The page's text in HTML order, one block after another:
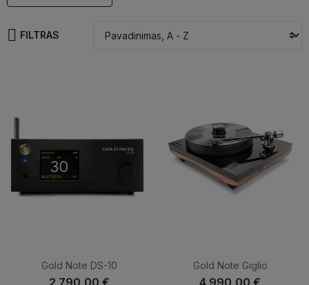
kuriami ir surenkami Italijoje, derinant pažangią inžineriją su
Kiekvienas įrenginys kuriamas ne tik siekiant aukščiausių
techninių parametrų, bet ir emocingo, natūralaus bei muzikalaus
skambesio, kuris tapo išskirtiniu Gold Note bruožu.
Šiandien Gold Note produkcija vertinama audiofilų daugiau kaip
garso įrangos gamintojų, siūlančiu visapusiškus sprendimus
FILTRAS
Gold Note DS-10 Gold Note Giglio